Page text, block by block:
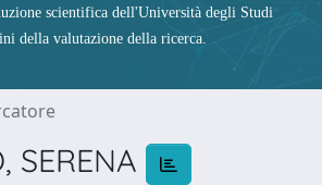
scientifica dell'Università degli Studi
della valutazione della ricerca.
SERENA